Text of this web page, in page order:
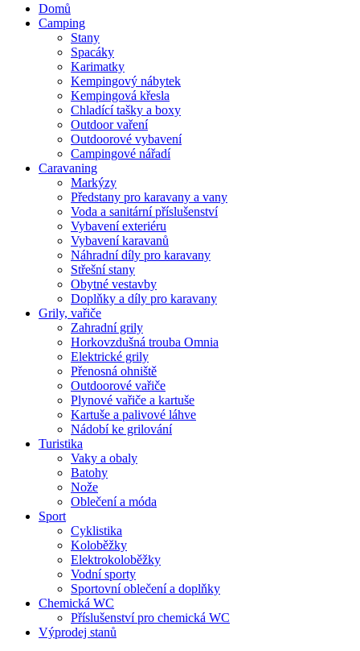
Domů
Camping
Stany
Spacáky
Karimatky
Kempingový nábytek
Kempingová křesla
Chladící tašky a boxy
Outdoor vaření
Outdoorové vybavení
Campingové nářadí
Caravaning
Markýzy
Předstany pro karavany a vany
Voda a sanitární příslušenství
Vybavení exteriéru
Vybavení karavanů
Náhradní díly pro karavany
Střešní stany
Obytné vestavby
Doplňky a díly pro karavany
Grily, vařiče
Zahradní grily
Horkovzdušná trouba Omnia
Elektrické grily
Přenosná ohniště
Outdoorové vařiče
Plynové vařiče a kartuše
Kartuše a palivové láhve
Nádobí ke grilování
Turistika
Vaky a obaly
Batohy
Nože
Oblečení a móda
Sport
Cyklistika
Koloběžky
Elektrokoloběžky
Vodní sporty
Sportovní oblečení a doplňky
Chemická WC
Příslušenství pro chemická WC
Výprodej stanů